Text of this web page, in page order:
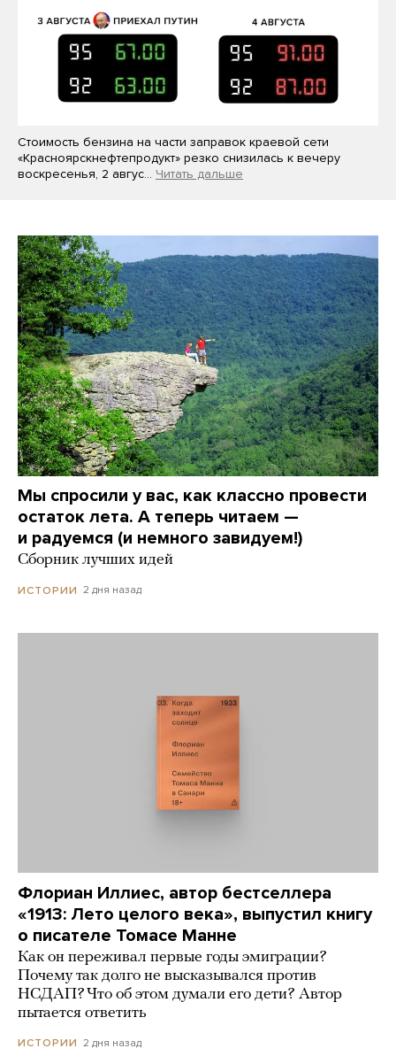
Стоимость бензина на части заправок краевой сети
«Красноярскнефтепродукт» резко снизилась к вечеру
воскресенья, 2 авгус… Читать дальше
Мы спросили у вас, как классно провести
остаток лета. А теперь читаем —
и радуемся (и немного завидуем!)
Сборник лучших идей
ИСТОРИИ 2 дня назад
Флориан Иллиес, автор бестселлера
«1913: Лето целого века», выпустил книгу
о писателе Томасе Манне
Как он переживал первые годы эмиграции?
Почему так долго не высказывался против
НСДАП? Что об этом думали его дети? Автор
пытается ответить
ИСТОРИИ 2 дня назад